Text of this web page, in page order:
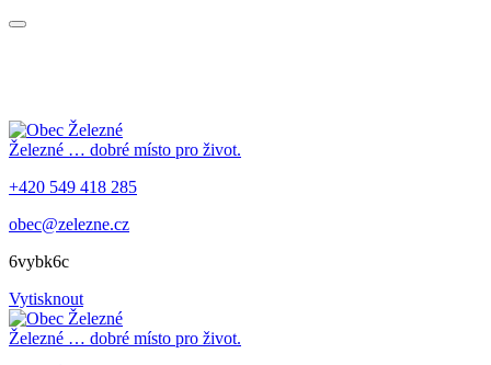
Železné … dobré místo pro život.
+420 549 418 285
obec@zelezne.cz
6vybk6c
Vytisknout
Železné … dobré místo pro život.